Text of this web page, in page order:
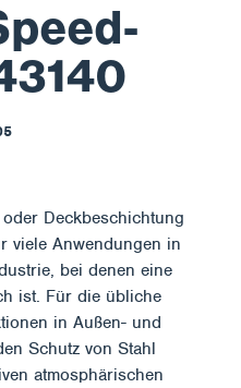
Deckbeschichtung
viele Anwendungen in
bei denen eine
ist. Für die übliche
in Außen- und
Schutz von Stahl
atmosphärischen